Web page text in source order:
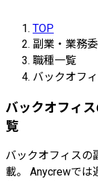
TOP
副業・業務
職種一覧
バックオフ
バックオフィ
覧
バックオフィスの
載。 Anycrewでは